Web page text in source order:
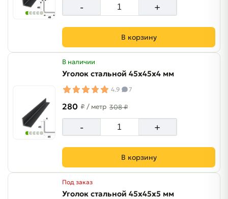
- +
В корзину
В наличии
Уголок стальной 45х45х4 мм
4.9 7
280 ₽ / метр 308 ₽
- +
В корзину
Под заказ
Уголок стальной 45х45х5 мм